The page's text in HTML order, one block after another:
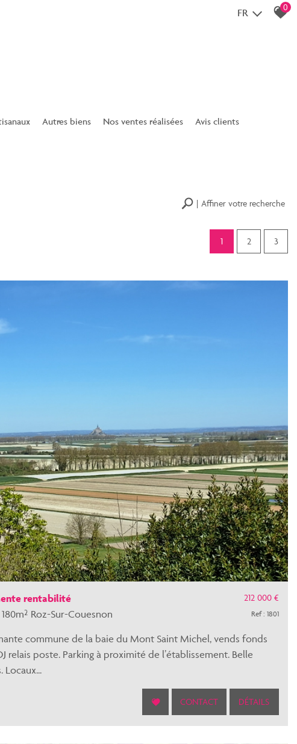
FR 0
Autres biens Nos ventes réalisées Avis clients
Affiner votre recherche
RECHERCHER
1 2 3
rentabilité
Roz-Sur-Couesnon
212 000 €
Ref : 1801
commune de la baie du Mont Saint Michel, vends fonds
relais poste. Parking à proximité de l’établissement. Belle
Locaux...
CONTACT DÉTAILS